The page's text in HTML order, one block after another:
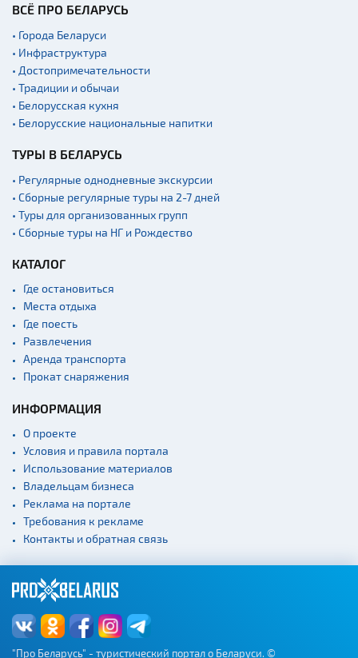
ВСЁ ПРО БЕЛАРУСЬ
• Города Беларуси
• Инфраструктура
• Достопримечательности
• Традиции и обычаи
• Белорусская кухня
• Белорусские национальные напитки
ТУРЫ В БЕЛАРУСЬ
• Регулярные однодневные экскурсии
• Сборные регулярные туры на 2-7 дней
• Туры для организованных групп
• Сборные туры на НГ и Рождество
КАТАЛОГ
Где остановиться
Места отдыха
Где поесть
Развлечения
Аренда транспорта
Прокат снаряжения
ИНФОРМАЦИЯ
О проекте
Условия и правила портала
Использование материалов
Владельцам бизнеса
Реклама на портале
Требования к рекламе
Контакты и обратная связь
"Про Беларусь" - туристический портал о Беларуси. ©